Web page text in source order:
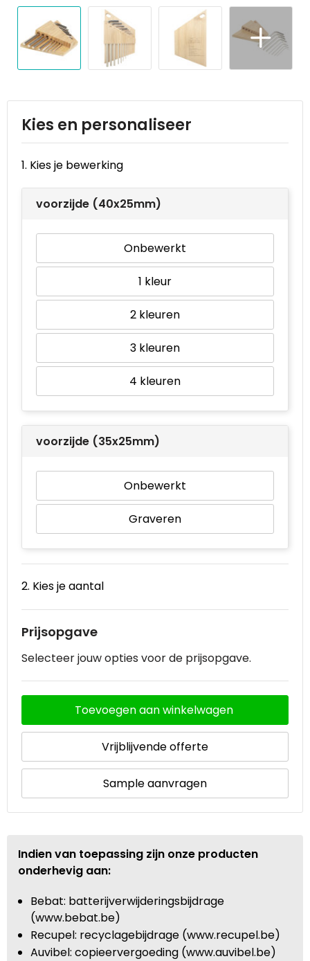
Reistassensets
Rugzakken
Schoenentassen
Schoudertassen
Sporttassen
Strandtassen
Tablettassen
Toilettassen
Waterbestendige tassen
Swiss Peak
Tenson
Thule
Urban Vitamin
Victorinox
VINGA
Waterman
Xoopar
Kies en personaliseer
1. Kies je bewerking
voorzijde (40x25mm)
Onbewerkt
1
2
3
4
voorzijde (35x25mm)
Onbewerkt
Graveren
2. Kies je aantal
Prijsopgave
Selecteer jouw opties voor de prijsopgave.
Toevoegen aan winkelwagen
Vrijblijvende offerte
Sample aanvragen
Indien van toepassing zijn onze producten
onderhevig aan:
Bebat: batterijverwijderingsbijdrage
(www.bebat.be)
Recupel: recyclagebijdrage (www.recupel.be)
Auvibel: copieervergoeding (www.auvibel.be)